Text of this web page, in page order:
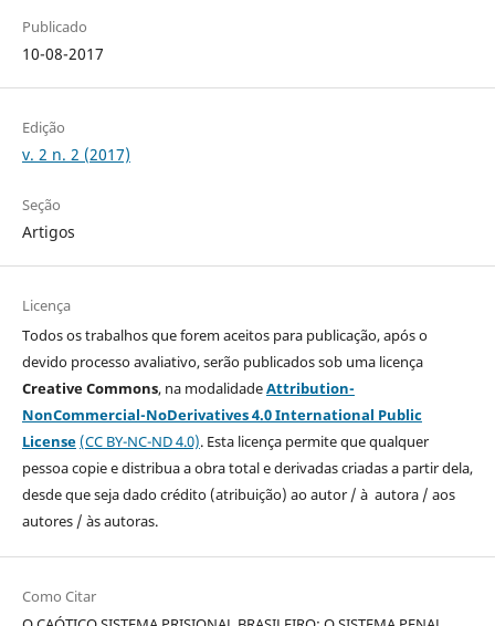
Publicado
10-08-2017
Edição
v. 2 n. 2 (2017)
Seção
Artigos
Licença
Todos os trabalhos que forem aceitos para publicação, após o
devido processo avaliativo, serão publicados sob uma licença
Creative Commons, na modalidadeAttribution-
NonCommercial-NoDerivatives 4.0 International Public
License(CC BY-NC-ND 4.0). Esta licença permite que qualquer
pessoa copie e distribua a obra total e derivadas criadas a partir dela,
desde que seja dado crédito (atribuição) ao autor / à autora / aos
autores / às autoras.
Como Citar